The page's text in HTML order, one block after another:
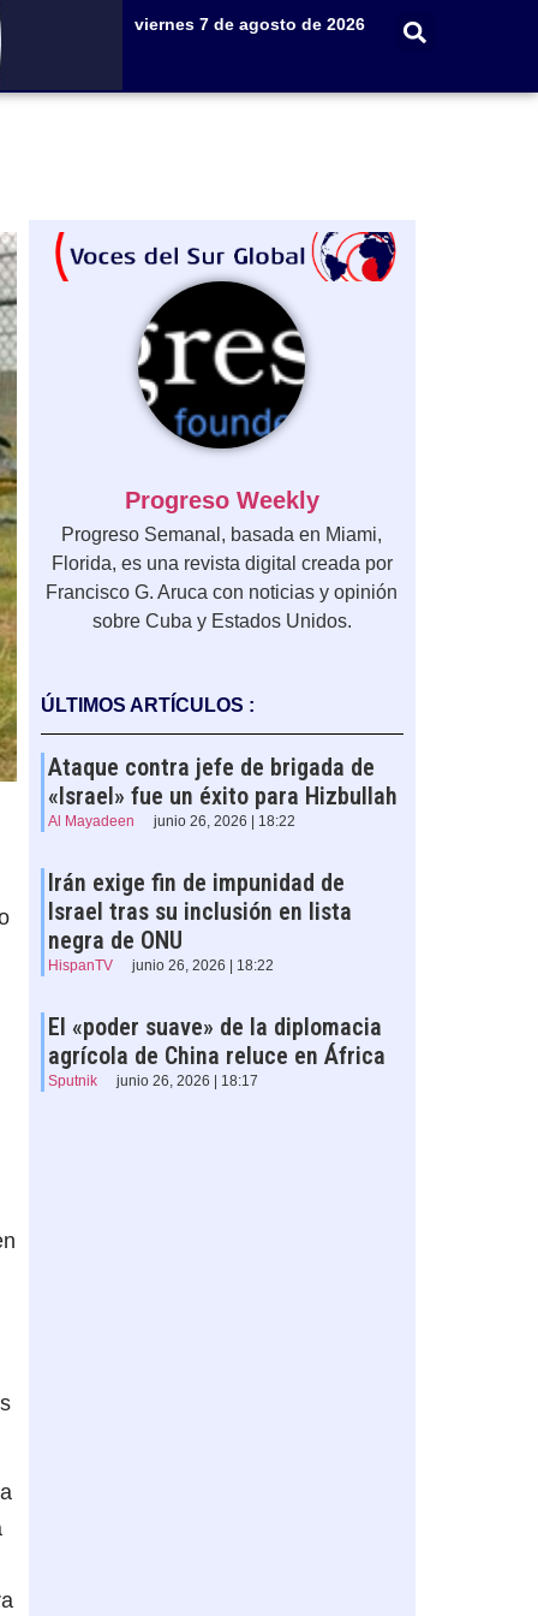
viernes 7 de agosto de 2026
Progreso Weekly
Progreso Semanal, basada en Miami,
Florida, es una revista digital creada por
Francisco G. Aruca con noticias y opinión
sobre Cuba y Estados Unidos.
ÚLTIMOS ARTÍCULOS :
Ataque contra jefe de brigada de
«Israel» fue un éxito para Hizbullah
Al Mayadeen junio 26, 2026 | 18:22
Irán exige fin de impunidad de
Israel tras su inclusión en lista
negra de ONU
HispanTV junio 26, 2026 | 18:22
El «poder suave» de la diplomacia
agrícola de China reluce en África
Sputnik junio 26, 2026 | 18:17